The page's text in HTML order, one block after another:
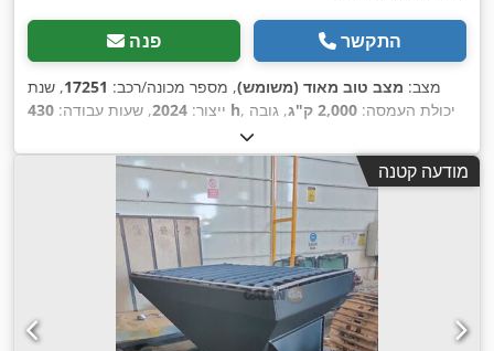
פנה התקשר
מצב: מצב טוב מאוד (משומש), מספר מכונה/רכב: 17251, שנת
ייצור: 2024, שעות עבודה: 430 h , יכולת העמסה: 2,000 ק"ג
, גובה
, הרמה חופשית:
מ"מ, סוג דלק:דיזל, סוג תורן:טריפלקס, גובה בנייה:2,190 מ"מ
,
אורך המזלג:1,050 מ"מ , גודל הצמיג הקדמי: 7.00-15 5.50
צמיג אחורי:6.50-10, משקל כולל: ,
מודעה קטנה